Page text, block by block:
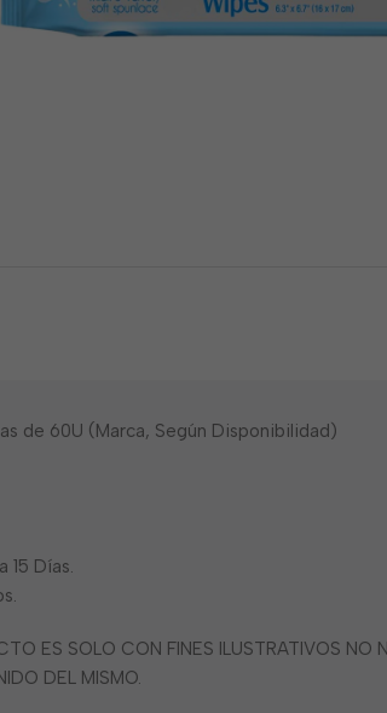
de 60U (Marca, Según Disponibilidad)
15 Días.
ES SOLO CON FINES ILUSTRATIVOS NO
DEL MISMO.